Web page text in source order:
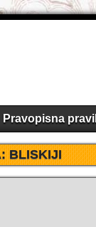
Pravopisna
BLISKIJI